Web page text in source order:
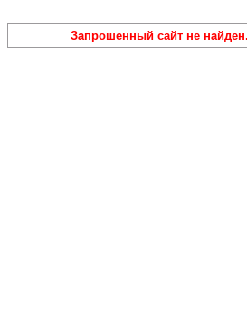
Запрошенный сайт не найден.